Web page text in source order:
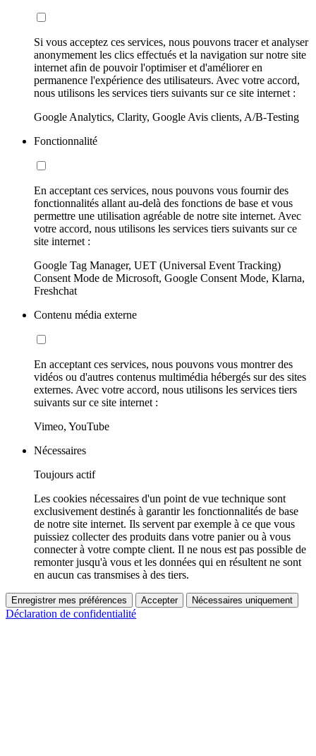
Si vous acceptez ces services, nous pouvons tracer et analyser
anonymement les clics effectués et la navigation sur notre site
internet afin de pouvoir l'optimiser et d'améliorer en
permanence l'expérience des utilisateurs. Avec votre accord,
nous utilisons les services tiers suivants sur ce site internet :
Google Analytics, Clarity, Google Avis clients, A/B-Testing
Fonctionnalité
En acceptant ces services, nous pouvons vous fournir des
fonctionnalités allant au-delà des fonctions de base et vous
permettre une utilisation agréable de notre site internet. Avec
votre accord, nous utilisons les services tiers suivants sur ce
site internet :
Google Tag Manager, UET (Universal Event Tracking)
Consent Mode de Microsoft, Google Consent Mode, Klarna,
Freshchat
Contenu média externe
En acceptant ces services, nous pouvons vous montrer des
vidéos ou d'autres contenus multimédia hébergés sur des sites
externes. Avec votre accord, nous utilisons les services tiers
suivants sur ce site internet :
Vimeo, YouTube
Nécessaires
Toujours actif
Les cookies nécessaires d'un point de vue technique sont
exclusivement destinés à garantir les fonctionnalités de base
de notre site internet. Ils servent par exemple à ce que vous
puissiez collecter des produits dans votre panier ou à vous
connecter à votre compte client. Il ne nous est pas possible de
remonter jusqu'à vous et les données qui en résultent ne sont
en aucun cas transmises à des tiers.
Enregistrer mes préférences Accepter Nécessaires uniquement
Déclaration de confidentialité